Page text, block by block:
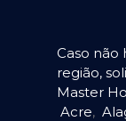
Caso não
região,
Master
Acre,